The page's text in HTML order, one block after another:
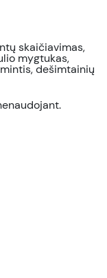
skaičiavimas,
mygtukas,
dešimtainių